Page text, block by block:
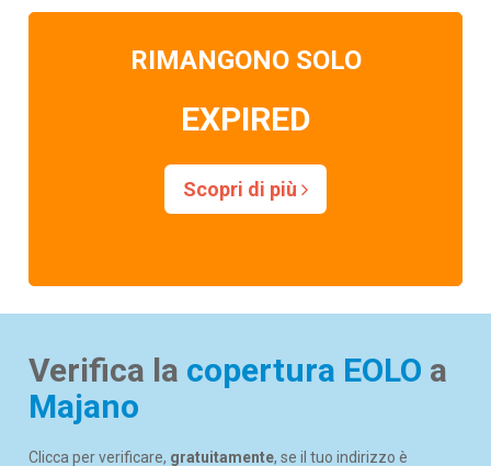
RIMANGONO SOLO
EXPIRED
Scopri di più
Verifica la copertura EOLO a
Majano
Clicca per verificare, gratuitamente, se il tuo indirizzo è